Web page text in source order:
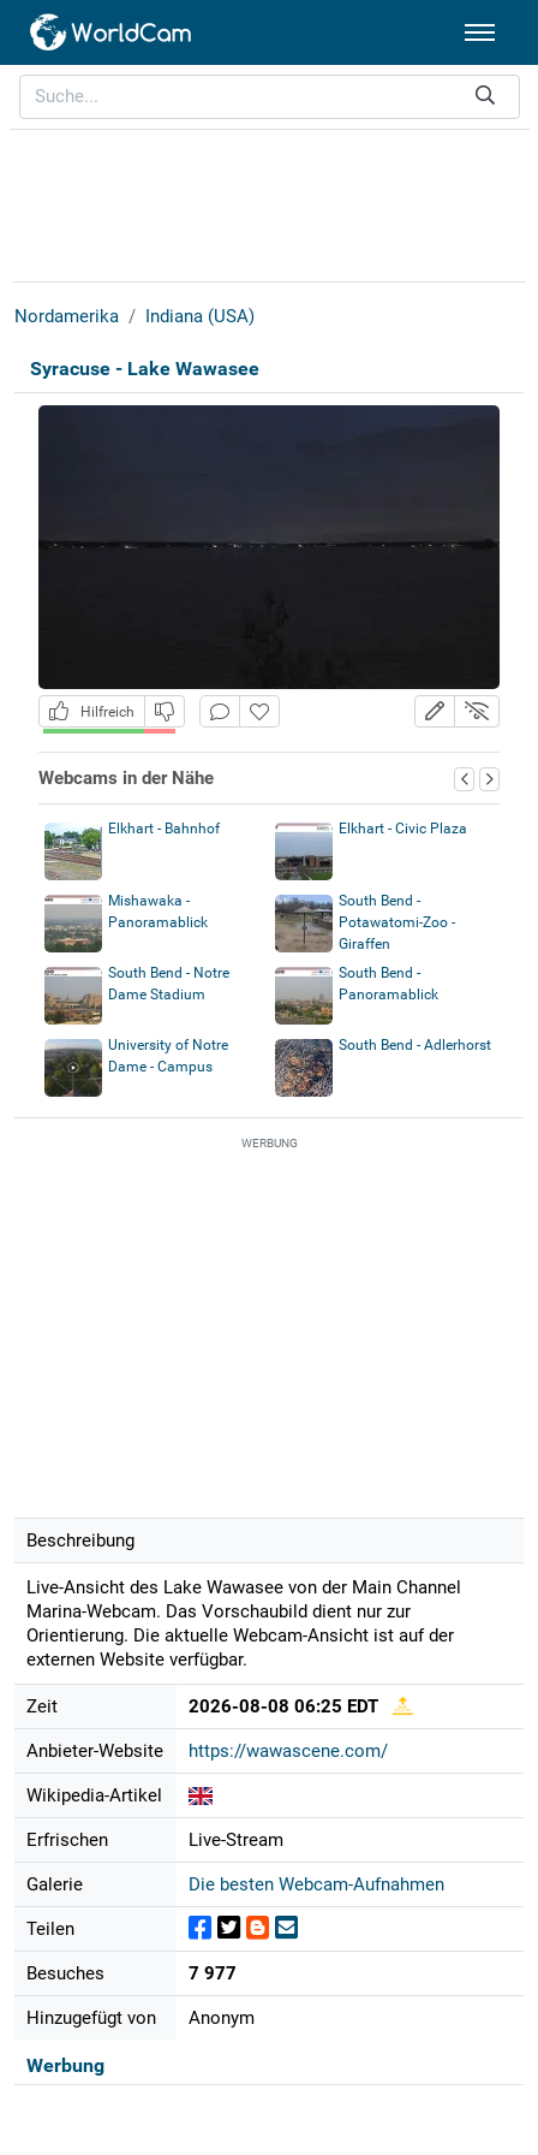
Nordamerika Indiana (USA)
Syracuse - Lake Wawasee
Hilfreich
Webcams in der Nähe
Elkhart - Bahnhof Elkhart - Civic Plaza
Mishawaka -
Panoramablick
South Bend -
Potawatomi-Zoo -
Giraffen
South Bend - Notre
Dame Stadium
South Bend -
Panoramablick
University of Notre
Dame - Campus
South Bend - Adlerhorst
WERBUNG
Beschreibung
Live-Ansicht des Lake Wawasee von der Main Channel
Marina-Webcam. Das Vorschaubild dient nur zur
Orientierung. Die aktuelle Webcam-Ansicht ist auf der
externen Website verfügbar.
Zeit 2026-08-08 06:25 EDT
Anbieter-Website https://wawascene.com/
Wikipedia-Artikel
Erfrischen Live-Stream
Galerie Die besten Webcam-Aufnahmen
Teilen
Besuches 7 977
Hinzugefügt von Anonym
Werbung